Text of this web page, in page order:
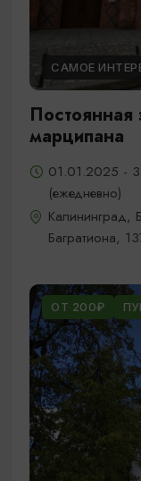
САМОЕ
Постоянная
марципана
01.01.2025 -
(ежедневно)
Калининград,
Багратиона,
ОТ 200₽